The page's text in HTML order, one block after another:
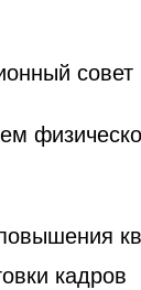
совет
кадров